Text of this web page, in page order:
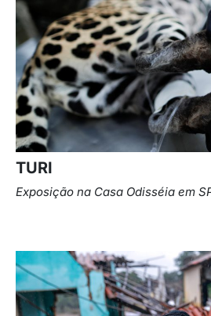
TURI
Exposição na Casa Odisséia em